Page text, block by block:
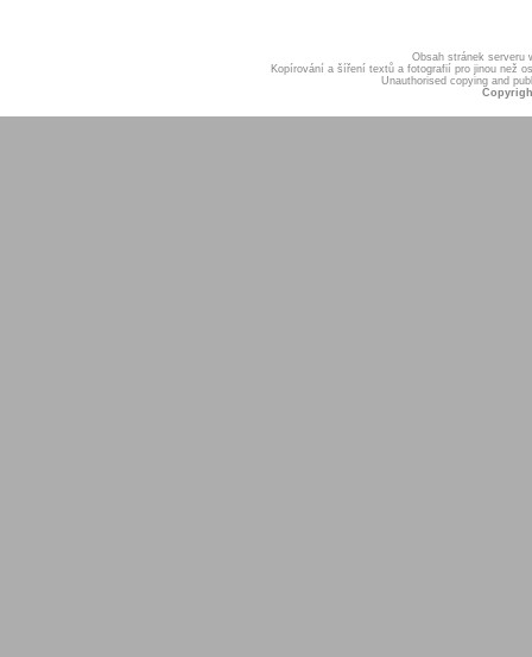
Obsah stránek serveru
Kopírování a šíření textů a fotografií pro jinou než
Unauthorised copying and